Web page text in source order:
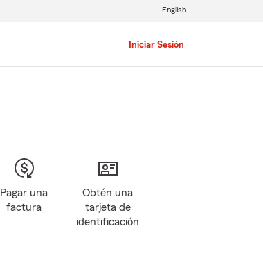
Iniciar Sesión
English
Pagar una
factura
Obtén una
tarjeta de
identificación